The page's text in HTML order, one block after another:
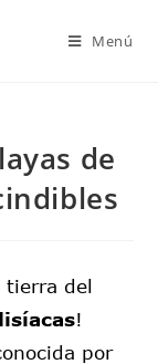
Menú
de
tierra del
!
por